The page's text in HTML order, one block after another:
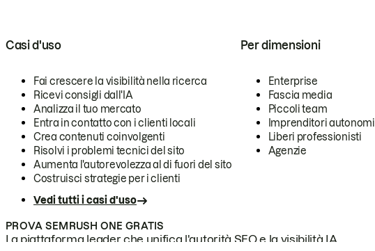
Casi d'uso
Fai crescere la visibilità nella ricerca
Ricevi consigli dall'IA
Analizza il tuo mercato
Entra in contatto con i clienti locali
Crea contenuti coinvolgenti
Risolvi i problemi tecnici del sito
Aumenta l'autorevolezza al di fuori del sito
Costruisci strategie per i clienti
Vedi tutti i casi d'uso
Per dimensioni
Enterprise
Fascia media
Piccoli team
Imprenditori autonomi
Liberi professionisti
Agenzie
PROVA SEMRUSH ONE GRATIS
La piattaforma leader che unifica l'autorità SEO e la visibilità IA.